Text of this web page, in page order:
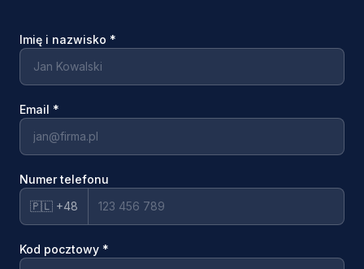
Imię i nazwisko *
Email *
Numer telefonu
🇵🇱 +48
Kod pocztowy *